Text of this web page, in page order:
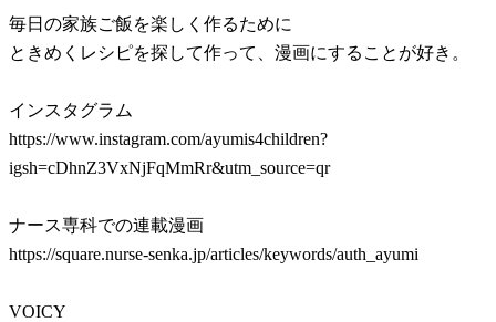
毎日の家族ご飯を楽しく作るために
ときめくレシピを探して作って、漫画にすることが好き。
インスタグラム
https://www.instagram.com/ayumis4children?
igsh=cDhnZ3VxNjFqMmRr&utm_source=qr
ナース専科での連載漫画
https://square.nurse-senka.jp/articles/keywords/auth_ayumi
VOICY